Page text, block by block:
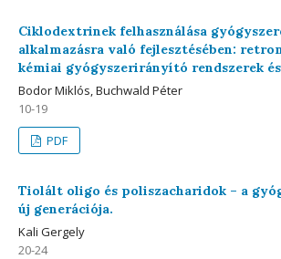
Ciklodextrinek felhasználása
alkalmazásra való fejlesztésében:
kémiai gyógyszerirányító rendszerek
Bodor Miklós, Buchwald Péter
10-19
PDF
Tiolált oligo és poliszacharidok – a
új generációja.
Kali Gergely
20-24